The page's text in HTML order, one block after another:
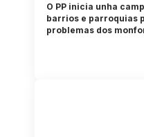
O PP inicia unha
barrios e parroquias
problemas dos